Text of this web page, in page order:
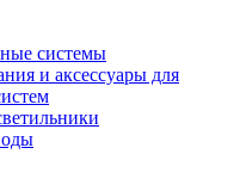
системы
и аксессуары для